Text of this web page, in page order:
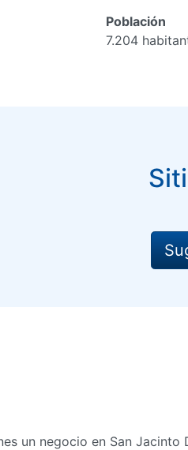
Población
7.204
un negocio en San Jacinto